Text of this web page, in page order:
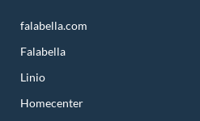
falabella.com
Falabella
Linio
Homecenter